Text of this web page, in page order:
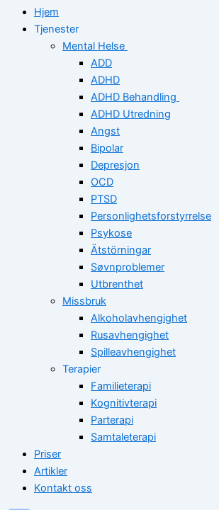
Hjem
Tjenester
Mental Helse
ADD
ADHD
ADHD Behandling
ADHD Utredning
Angst
Bipolar
Depresjon
OCD
PTSD
Personlighetsforstyrrelse
Psykose
Ätstörningar
Søvnproblemer
Utbrenthet
Missbruk
Alkoholavhengighet
Rusavhengighet
Spilleavhengighet
Terapier
Familieterapi
Kognitivterapi
Parterapi
Samtaleterapi
Priser
Artikler
Kontakt oss